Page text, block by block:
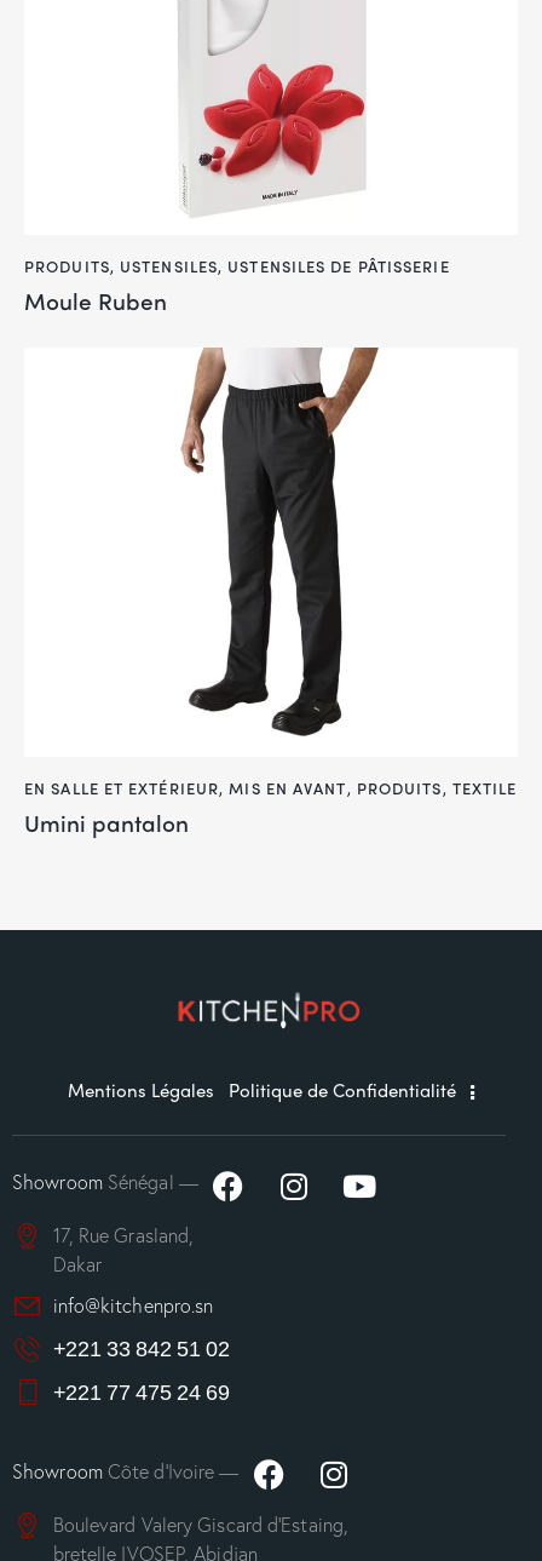
PRODUITS, USTENSILES, USTENSILES DE PÂTISSERIE
Moule Ruben
EN SALLE ET EXTÉRIEUR,MIS EN AVANT, PRODUITS, TEXTILE
Umini pantalon
Mentions Légales Politique de Confidentialité
ShowroomSénégal —
17, Rue Grasland,
Dakar
info@kitchenpro.sn
+221 33 842 51 02
+221 77 475 24 69
ShowroomCôte d’Ivoire —
Boulevard Valery Giscard d’Estaing,
bretelle IVOSEP, Abidjan